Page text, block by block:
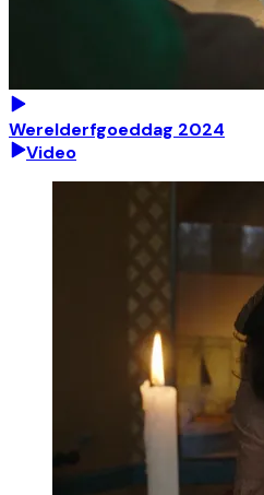
Werelderfgoeddag 2024
Video